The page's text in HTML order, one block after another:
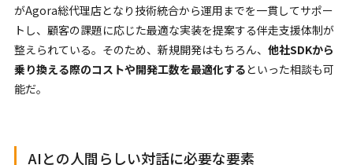
がAgora総代理店となり技術統合から運用までを一貫してサポー
トし、顧客の課題に応じた最適な実装を提案する伴走支援体制が
整えられている。そのため、新規開発はもちろん、 他社SDKから
乗り換える際のコストや開発工数を最適化するといった相談も可
能だ。
AIとの人間らしい対話に必要な要素